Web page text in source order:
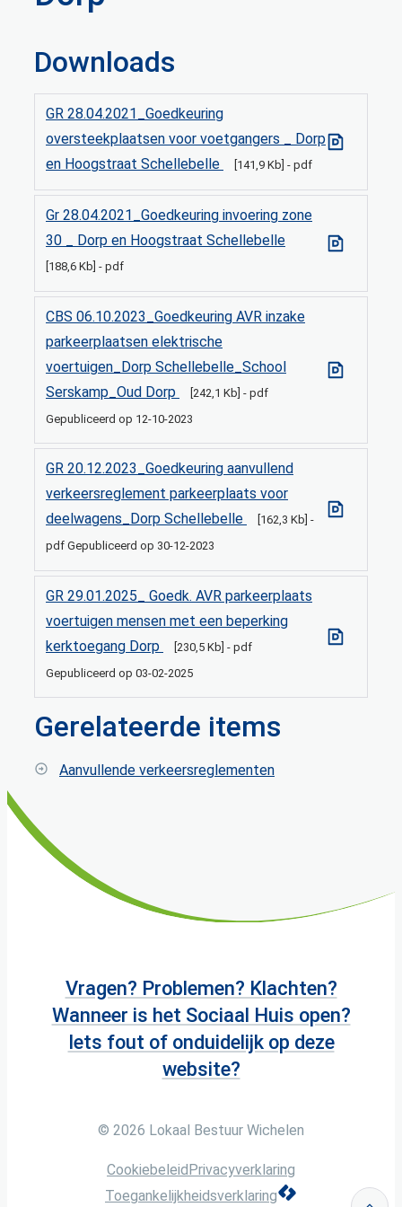
Downloads
GR 28.04.2021_Goedkeuring
oversteekplaatsen voor voetgangers _ Dorp
en Hoogstraat Schellebelle
141,9 Kb pdf
Gr 28.04.2021_Goedkeuring invoering zone
30 _ Dorp en Hoogstraat Schellebelle
188,6 Kb pdf
CBS 06.10.2023_Goedkeuring AVR inzake
parkeerplaatsen elektrische
voertuigen_Dorp Schellebelle_School
Serskamp_Oud Dorp
242,1 Kb
pdf
Gepubliceerd op 12-10-2023
GR 20.12.2023_Goedkeuring aanvullend
verkeersreglement parkeerplaats voor
deelwagens_Dorp Schellebelle
162,3 Kb
pdf Gepubliceerd op 30-12-2023
GR 29.01.2025_ Goedk. AVR parkeerplaats
voertuigen mensen met een beperking
kerktoegang Dorp
230,5 Kb
pdf
Gepubliceerd op 03-02-2025
Gerelateerde items
Aanvullende verkeersreglementen
Vragen? Problemen? Klachten?
Wanneer is het Sociaal Huis open?
Iets fout of onduidelijk op deze
website?
© 2026 Lokaal Bestuur Wichelen
CookiebeleidPrivacyverklaring
ToegankelijkheidsverklaringLCP nv 2026 ©